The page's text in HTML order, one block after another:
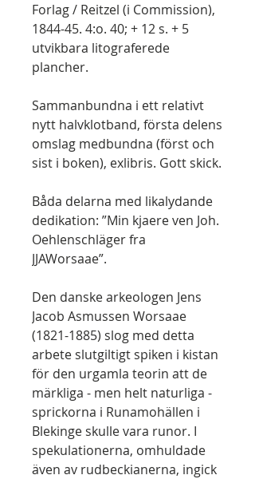
Forlag / Reitzel (i Commission),
1844-45. 4:o. 40; + 12 s. + 5
utvikbara litograferede
plancher.
Sammanbundna i ett relativt
nytt halvklotband, första delens
omslag medbundna (först och
sist i boken), exlibris. Gott skick.
Båda delarna med likalydande
dedikation: ”Min kjaere ven Joh.
Oehlenschläger fra
JJAWorsaae”.
Den danske arkeologen Jens
Jacob Asmussen Worsaae
(1821-1885) slog med detta
arbete slutgiltigt spiken i kistan
för den urgamla teorin att de
märkliga - men helt naturliga -
sprickorna i Runamohällen i
Blekinge skulle vara runor. I
spekulationerna, omhuldade
även av rudbeckianerna, ingick